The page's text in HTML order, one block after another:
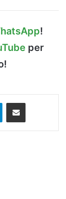
!
per
TelegramCondividi via Email